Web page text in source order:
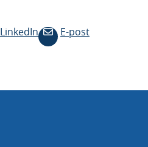
LinkedIn E-post